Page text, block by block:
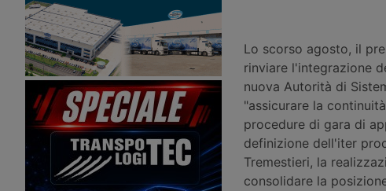
ucciso a febbraio. Aveva servizi
anche nel Mediterraneo.
Lo scorso agosto, il
rinviare l'integrazione
nuova Autorità di
"assicurare la
procedure di gara di
definizione dell'iter
Tremestieri, la
consolidare la